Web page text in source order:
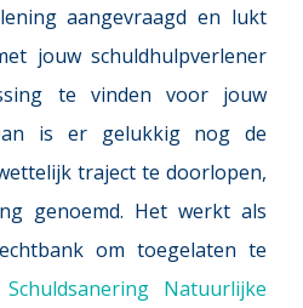
aangevraagd en lukt
jouw schuldhulpverlener
te vinden voor jouw
is er gelukkig nog de
traject te doorlopen,
genoemd. Het werkt als
om toegelaten te
Natuurlijke